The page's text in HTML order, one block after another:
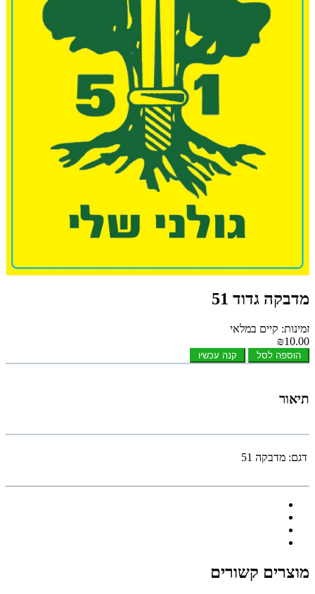
מדבקה גדוד 51
זמינות: קיים במלאי
₪10.00
הוספה לסל קנה עכשיו
תיאור
דגם: מדבקה 51
מוצרים קשורים